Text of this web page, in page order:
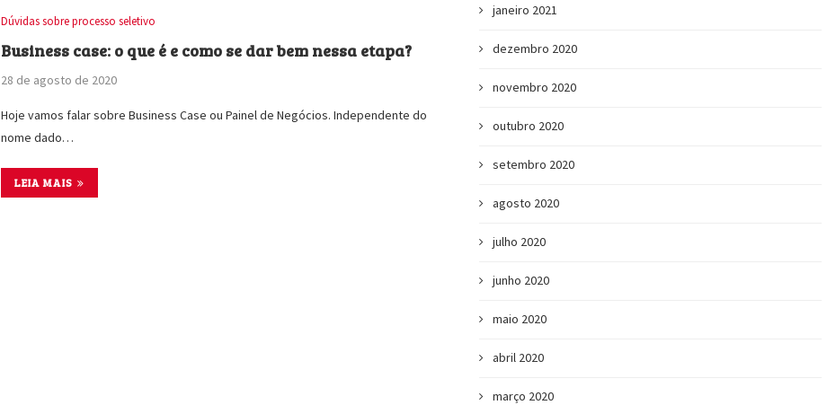
Dúvidas sobre processo seletivo
Business case: o que é e como se dar bem nessa etapa?
28 de agosto de 2020
Hoje vamos falar sobre Business Case ou Painel de Negócios. Independente do
nome dado…
LEIA MAIS
janeiro 2021
dezembro 2020
novembro 2020
outubro 2020
setembro 2020
agosto 2020
julho 2020
junho 2020
maio 2020
abril 2020
março 2020